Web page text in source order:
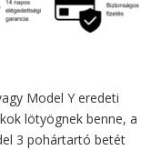
Model Y eredeti
lötyögnek benne, a
3 pohártartó betét